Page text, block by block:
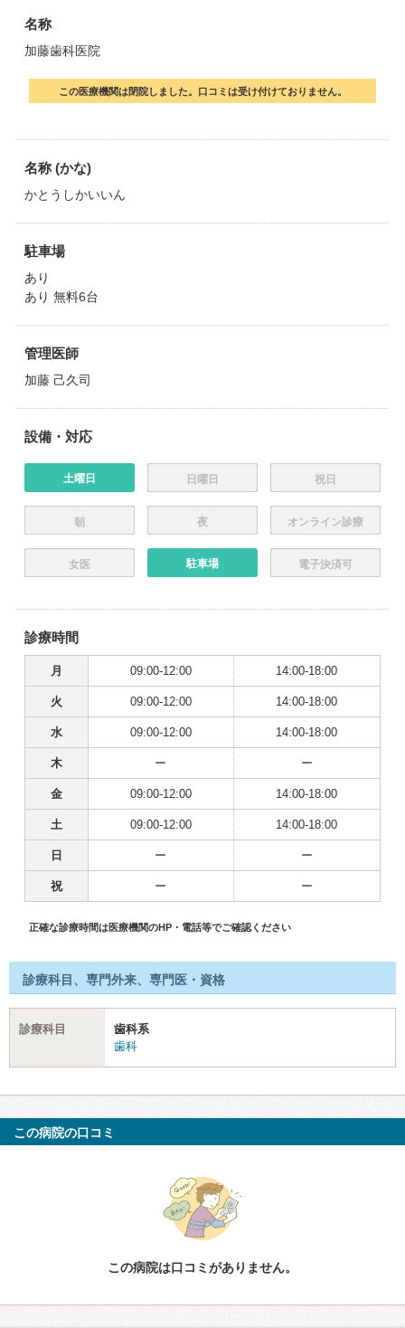
名称
加藤歯科医院
この医療機関は閉院しました。口コミは受け付けておりません。
名称 (かな)
かとうしかいいん
駐車場
あり
あり 無料6台
管理医師
加藤 己久司
設備・対応
土曜日 日曜日 祝日
朝 夜 オンライン診療
女医 駐車場 電子決済可
診療時間
月 09:00-12:00 14:00-18:00
火 09:00-12:00 14:00-18:00
水 09:00-12:00 14:00-18:00
木 ー ー
金 09:00-12:00 14:00-18:00
土 09:00-12:00 14:00-18:00
日 ー ー
祝 ー ー
正確な診療時間は医療機関のHP・電話等でご確認ください
診療科目、専門外来、専門医・資格
診療科目
歯科系
歯科
この病院の口コミ
この病院は口コミがありません。